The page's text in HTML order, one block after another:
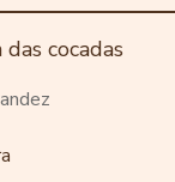
cocadas